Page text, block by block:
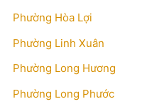
Phường Hòa Lợi
Phường Linh Xuân
Phường Long Hương
Phường Long Phước